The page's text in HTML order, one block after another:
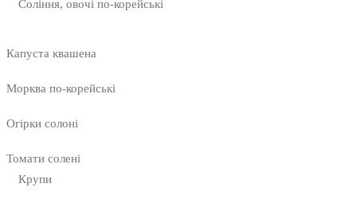
Соління, овочі по-корейські
Капуста квашена
Морква по-корейські
Огірки солоні
Томати солені
Крупи